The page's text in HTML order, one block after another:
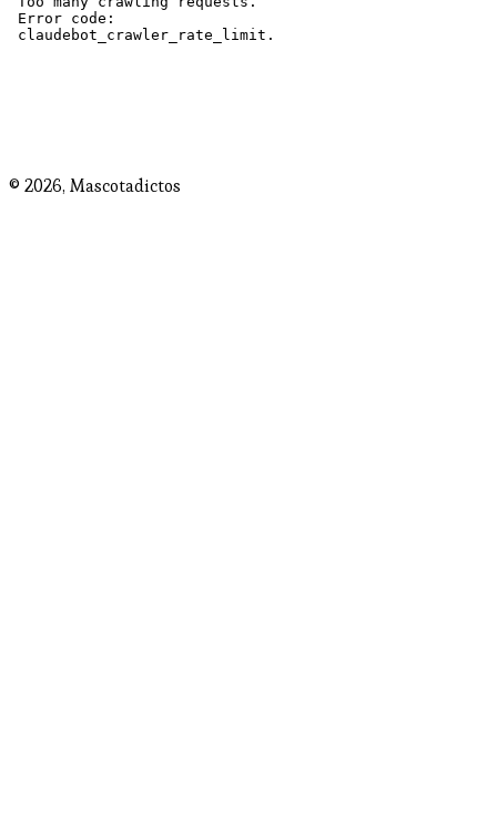
© 2026, Mascotadictos